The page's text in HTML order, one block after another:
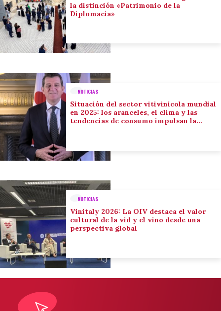
la distinción «Patrimonio de la
Diplomacia»
NOTICIAS
Situación del sector vitivinícola mundial
en 2025: los aranceles, el clima y las
tendencias de consumo impulsan la
NOTICIAS
Vinitaly 2026: La OIV destaca el valor
cultural de la vid y el vino desde una
perspectiva global